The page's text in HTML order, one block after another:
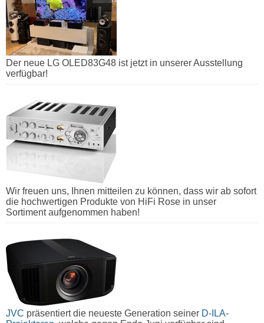
Der neue LG OLED83G48 ist jetzt in unserer Ausstellung
verfügbar!
Wir freuen uns, Ihnen mitteilen zu können, dass wir ab sofort
die hochwertigen Produkte von HiFi Rose in unser
Sortiment aufgenommen haben!
JVC präsentiert die neueste Generation seiner D-ILA-